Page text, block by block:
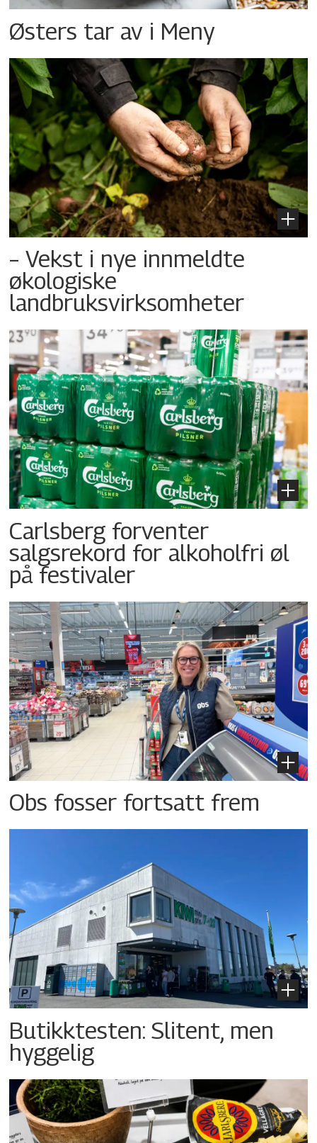
Østers tar av i Meny
– Vekst i nye innmeldte
økologiske
landbruksvirksomheter
Carlsberg forventer
salgsrekord for alkoholfri øl
på festivaler
Obs fosser fortsatt frem
Butikktesten: Slitent, men
hyggelig